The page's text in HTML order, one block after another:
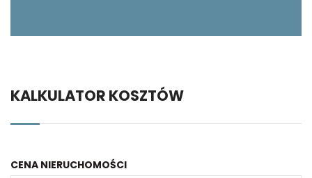
KALKULATOR KOSZTÓW
CENA NIERUCHOMOŚCI